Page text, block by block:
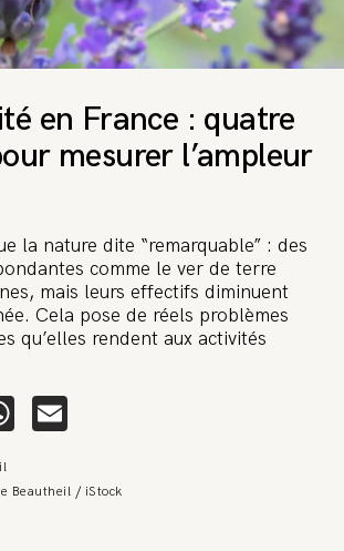
en France : quatre
mesurer l’ampleur
la nature dite “remarquable” : des
comme le ver de terre
mais leurs effectifs diminuent
Cela pose de réels problèmes
qu’elles rendent aux activités
WhatsApp
Beautheil / iStock
grave. Une
tente d’anéantir La
Peste 🤯
Fabre, qui pèse 3,2 milliards d’euros, nous
savez comment cela s’appelle ?
inquiet pour sa santé. Et aujourd’hui elle